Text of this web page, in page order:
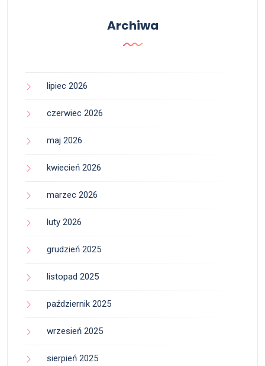
Archiwa
lipiec 2026
czerwiec 2026
maj 2026
kwiecień 2026
marzec 2026
luty 2026
grudzień 2025
listopad 2025
październik 2025
wrzesień 2025
sierpień 2025